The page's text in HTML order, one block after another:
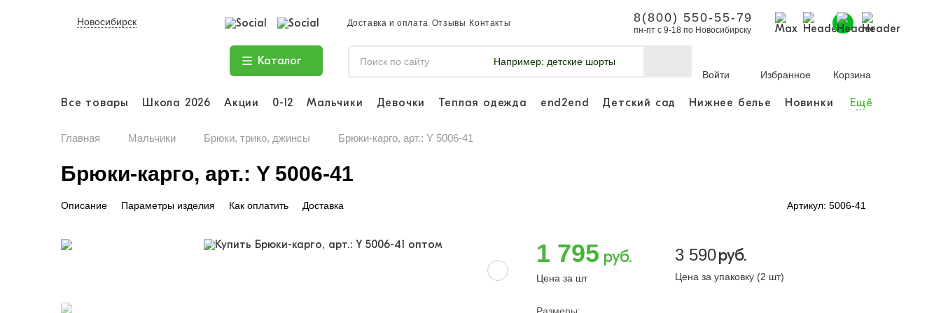
Новосибирск Доставка и оплата Отзывы Контакты 8(800) 550-55-79
пн-пт с 9-18 по Новосибирску
Каталог Например: детские шорты
Войти
Избранное Корзина
Все товары Школа 2026 Акции 0-12 Мальчики Девочки Теплая одежда end2end Детский сад Нижнее белье Новинки Ещё
...
Главная Мальчики Брюки, трико, джинсы Брюки-карго, арт.: Y 5006-41
Брюки-карго, арт.: Y 5006-41
Описание Параметры изделия Как оплатить Доставка Артикул: 5006-41
1 795 руб.
Цена за шт
3 590руб.
Цена за упаковку (2 шт)